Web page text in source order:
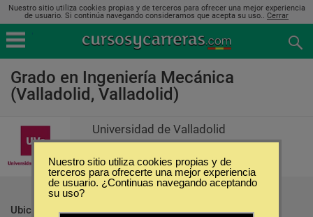
Nuestro sitio utiliza cookies propias y de terceros para ofrecer una mejor experiencia
de usuario. Si continúa navegando consideramos que acepta su uso.. Cerrar
Grado en Ingeniería Mecánica
(Valladolid, Valladolid)
Universidad de Valladolid
Ubicación:
Valladolid - Valladolid
Nuestro sitio utiliza cookies propias y de
terceros para ofrecerte una mejor experiencia
de usuario. ¿Continuas navegando aceptando
su uso?